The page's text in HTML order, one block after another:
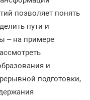
позволяет понять
пути и
– на примере
и
подготовки,